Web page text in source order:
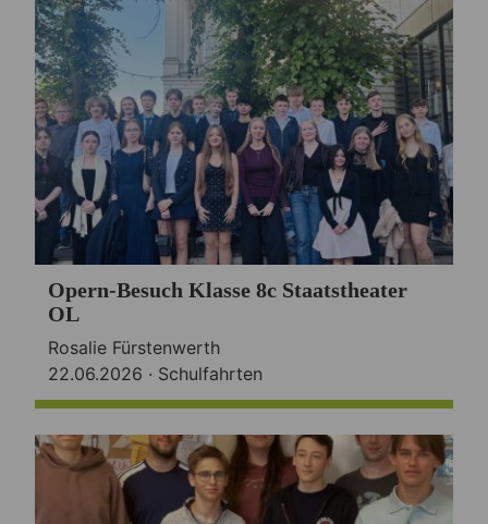
Opern-Besuch Klasse 8c Staatstheater
OL
Rosalie Fürstenwerth
22.06.2026 · Schulfahrten